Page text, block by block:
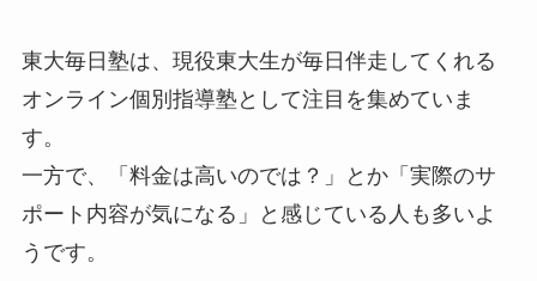
東大毎日塾は、現役東大生が毎日伴走してくれる
オンライン個別指導塾として注目を集めていま
す。
一方で、「料金は高いのでは？」とか「実際のサ
ポート内容が気になる」と感じている人も多いよ
うです。